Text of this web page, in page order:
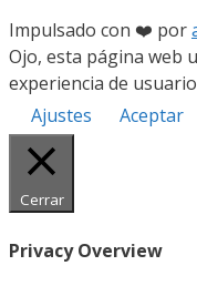
Impulsado con ❤️ por
Ojo, esta página web
experiencia de
Ajustes
Aceptar
Cerrar
Privacy Overview